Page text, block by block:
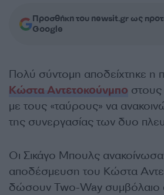
Προσθήκη του newsit.gr ως
Google
Πολύ σύντομη αποδείχτηκε η
Κώστα Αντετοκούνμπο στους
με τους «ταύρους» να
της συνεργασίας των δυο
Οι Σικάγο Μπουλς
αποδέσμευση του Κώστα
δώσουν Two-Way συμβόλαιο